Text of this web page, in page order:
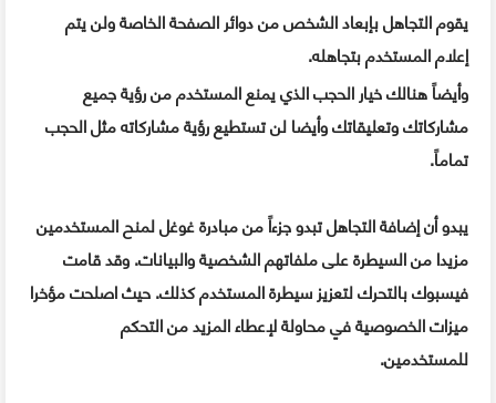
يقوم التجاهل بإبعاد الشخص من دوائر الصفحة الخاصة ولن يتم
إعلام المستخدم بتجاهله.
وأيضاً هنالك خيار الحجب الذي يمنع المستخدم من رؤية جميع
مشاركاتك وتعليقاتك وأيضا لن تستطيع رؤية مشاركاته مثل الحجب
تماماً.
يبدو أنإضافةالتجاهلتبدو جزءاً منمبادرةغوغللمنح المستخدمين
مزيدا من السيطرة علىملفاتهم الشخصيةوالبيانات.وقد قامت
فيسبوكبالتحرك لتعزيز سيطرةالمستخدمكذلك.حيثاصلحتمؤخرا
ميزات الخصوصيةفيمحاولة لإعطاءالمزيد من التحكم
للمستخدمين.